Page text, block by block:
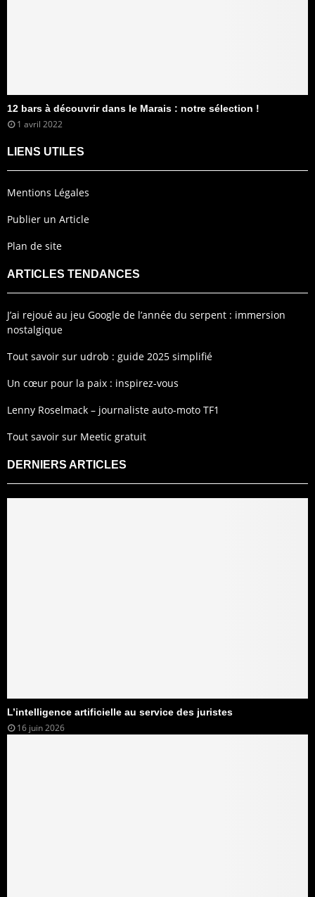
12 bars à découvrir dans le Marais : notre sélection !
1 avril 2022
LIENS UTILES
Mentions Légales
Publier un Article
Plan de site
ARTICLES TENDANCES
J’ai rejoué au jeu Google de l’année du serpent : immersion
nostalgique
Tout savoir sur udrob : guide 2025 simplifié
Un cœur pour la paix : inspirez-vous
Lenny Roselmack – journaliste auto-moto TF1
Tout savoir sur Meetic gratuit
DERNIERS ARTICLES
L’intelligence artificielle au service des juristes
16 juin 2026